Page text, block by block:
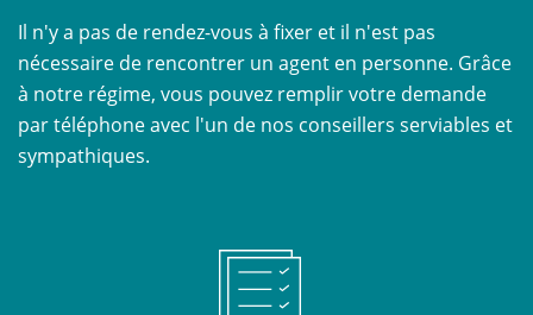
Il n'y a pas de rendez-vous à fixer et il n'est pas
nécessaire de rencontrer un agent en personne. Grâce
à notre régime, vous pouvez remplir votre demande
par téléphone avec l'un de nos conseillers serviables et
sympathiques.